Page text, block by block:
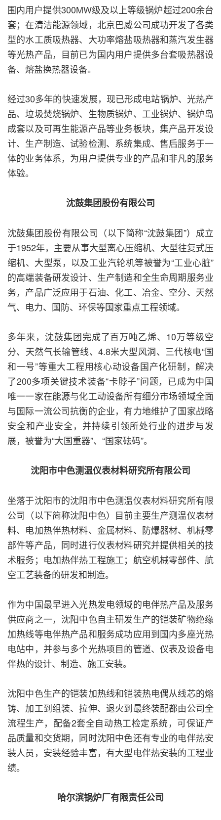
围内用户提供300MW级及以上等级锅炉超过200余台
套；在清洁能源领域，北京巴威公司成功开发了各类
型的水工质吸热器、大功率熔盐吸热器和蒸汽发生器
等光热产品，目前已为国内用户提供多台套吸热器设
备、熔盐换热器设备。
经过30多年的快速发展，现已形成电站锅炉、光热产
品、垃圾焚烧锅炉、生物质锅炉、工业锅炉、锅炉岛
成套以及可再生能源产品等业务板块，集产品开发设
计、生产制造、试验检测、系统集成、售后服务于一
体的业务体系，为用户提供专业的产品和非凡的服务
体验。
沈鼓集团股份有限公司
沈鼓集团股份有限公司（以下简称“沈鼓集团”）成立
于1952年，主要从事大型离心压缩机、大型往复式压
缩机、大型泵，以及工业汽轮机等被誉为“工业心脏”
的高端装备研发设计、生产制造和全生命周期服务业
务，产品广泛应用于石油、化工、冶金、空分、天然
气、电力、国防、环保等国家重点工程领域。
多年来，沈鼓集团完成了百万吨乙烯、10万等级空
分、天然气长输管线、4.8米大型风洞、三代核电“国
和一号”等重大工程用核心动设备国产化研制，解决
了200多项关键技术装备“卡脖子”问题，已成为中国
唯一一家在能源与化工动设备所有细分市场领域全面
与国际一流公司抗衡的企业，有力地维护了国家战略
安全和产业安全，并持续引领所处行业的进步与发
展，被誉为“大国重器”、“国家砝码”。
沈阳市中色测温仪表材料研究所有限公司
坐落于沈阳市的沈阳市中色测温仪表材料研究所有限
公司（以下简称沈阳中色）目前主要生产测温仪表材
料、电加热伴热材料、金属材料、防爆器材、机械零
部件等产品，同时进行仪表材料研究并提供相关的技
术服务；电加热伴热工程施工；航空机械零部件、航
空工艺装备的研发和制造。
作为中国最早进入光热发电领域的电伴热产品及服务
供应商之一，沈阳中色自主研发生产的铠装矿物绝缘
加热线等电伴热产品和服务成功应用到国内多座光热
电站中，并参与多个光热项目的管道、仪表及设备电
伴热的设计、制造、施工安装。
沈阳中色生产的铠装加热线和铠装热电偶从线芯的熔
铸、加工到组装、拉伸、退火到最终装配都由公司全
流程生产，配备2套全自动热工检定系统，可保证产
品质量和交货期，同时沈阳中色还有专业的电伴热安
装人员，安装经验丰富，有大型电伴热安装的工程业
绩。
哈尔滨锅炉厂有限责任公司